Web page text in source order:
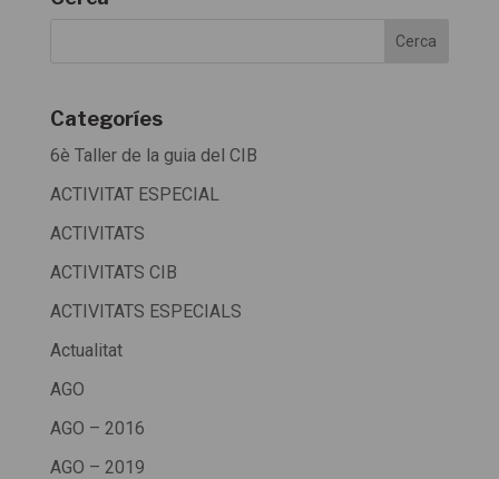
Categoríes
6è Taller de la guia del CIB
ACTIVITAT ESPECIAL
ACTIVITATS
ACTIVITATS CIB
ACTIVITATS ESPECIALS
Actualitat
AGO
AGO – 2016
AGO – 2019